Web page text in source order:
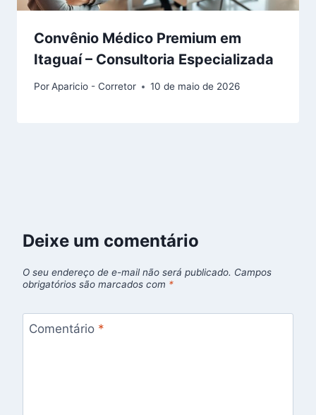
Convênio Médico Premium em
Itaguaí – Consultoria Especializada
PorAparicio - Corretor 10 de maio de 2026
Deixe um comentário
O seu endereço de e-mail não será publicado. Campos
obrigatórios são marcados com *
Comentário *